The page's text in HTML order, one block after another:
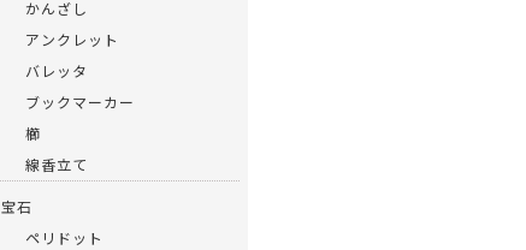
かんざし
アンクレット
バレッタ
ブックマーカー
櫛
線香立て
宝石
ペリドット